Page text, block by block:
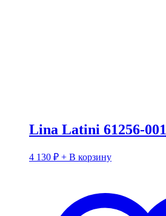
Lina Latini 61256-001
4 130 ₽ + В корзину